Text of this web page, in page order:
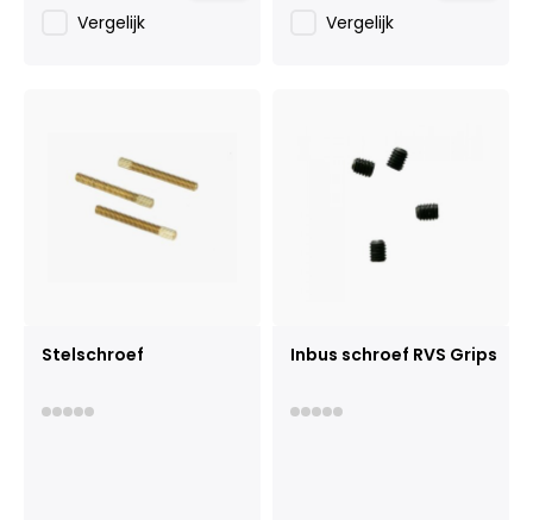
Vergelijk Vergelijk
Stelschroef Inbus schroef RVS Grips